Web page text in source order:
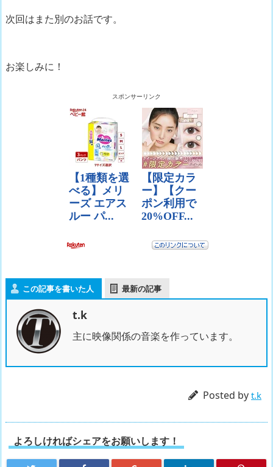
次回はまた別のお話です。
お楽しみに！
スポンサーリンク
この記事を書いた人 最新の記事
t.k
主に映像関係の音楽を作っています。
Posted by t.k
よろしければシェアをお願いします！